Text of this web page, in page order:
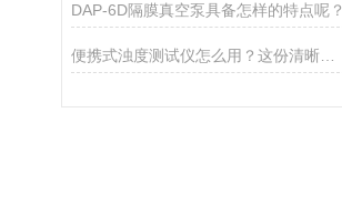
DAP-6D隔膜真空泵具备怎样的特点呢？